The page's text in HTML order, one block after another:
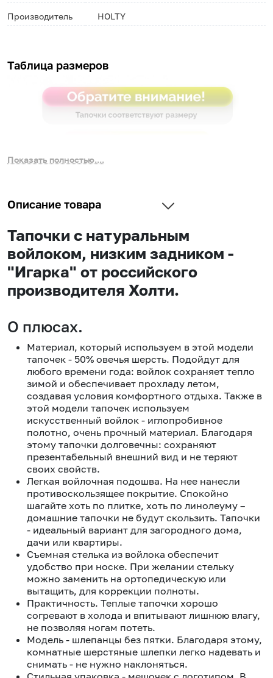
Производитель HOLTY
Таблица размеров
Показать полностью....
Описание товара
Тапочки с натуральным
войлоком, низким задником -
"Игарка" от российского
производителя Холти.
О плюсах.
Материал, который используем в этой модели
тапочек - 50% овечья шерсть. Подойдут для
любого времени года: войлок сохраняет тепло
зимой и обеспечивает прохладу летом,
создавая условия комфортного отдыха. Также в
этой модели тапочек используем
искусственный войлок - иглопробивное
полотно, очень прочный материал. Благодаря
этому тапочки долговечны: сохраняют
презентабельный внешний вид и не теряют
своих свойств.
Легкая войлочная подошва. На нее нанесли
противоскользящее покрытие. Спокойно
шагайте хоть по плитке, хоть по линолеуму –
домашние тапочки не будут скользить. Тапочки
- идеальный вариант для загородного дома,
дачи или квартиры.
Съемная стелька из войлока обеспечит
удобство при носке. При желании стельку
можно заменить на ортопедическую или
вытащить, для коррекции полноты.
Практичность. Теплые тапочки хорошо
согревают в холода и впитывают лишнюю влагу,
не позволяя ногам потеть.
Модель - шлепанцы без пятки. Благодаря этому,
комнатные шерстяные шлепки легко надевать и
снимать - не нужно наклоняться.